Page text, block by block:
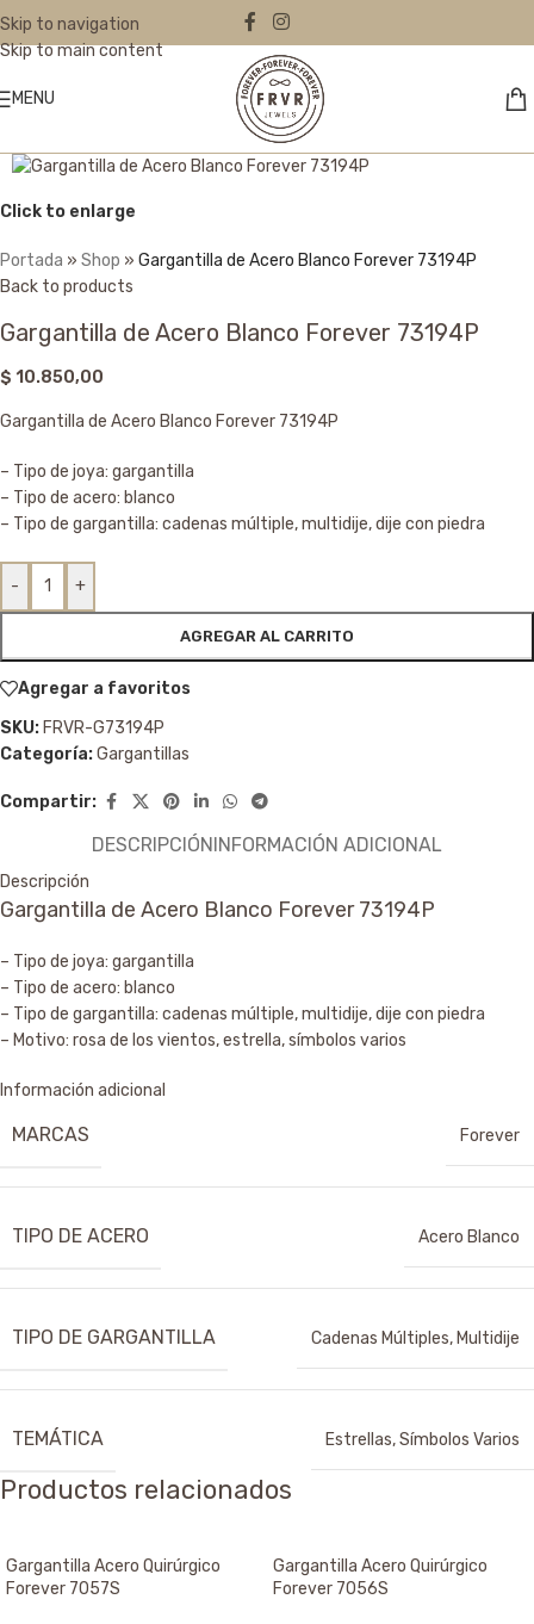
Skip to navigation
Skip to main content
MENU
Click to enlarge
Portada » Shop » Gargantilla de Acero Blanco Forever 73194P
Back to products
Gargantilla de Acero Blanco Forever 73194P
$ 10.850,00
Gargantilla de Acero Blanco Forever 73194P
– Tipo de joya: gargantilla
– Tipo de acero: blanco
– Tipo de gargantilla: cadenas múltiple, multidije, dije con piedra
- +
AGREGAR AL CARRITO
Agregar a favoritos
SKU: FRVR-G73194P
Categoría:Gargantillas
Compartir:
DESCRIPCIÓNINFORMACIÓN ADICIONAL
Descripción
Gargantilla de Acero Blanco Forever 73194P
– Tipo de joya: gargantilla
– Tipo de acero: blanco
– Tipo de gargantilla: cadenas múltiple, multidije, dije con piedra
– Motivo: rosa de los vientos, estrella, símbolos varios
Información adicional
MARCAS Forever
TIPO DE ACERO Acero Blanco
TIPO DE GARGANTILLA Cadenas Múltiples, Multidije
TEMÁTICA Estrellas,Símbolos Varios
Productos relacionados
Gargantilla Acero Quirúrgico
Forever 7057S
Gargantilla Acero Quirúrgico
Forever 7056S